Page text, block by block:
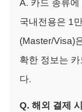
A. 카드 종류
국내전용은 1
(Master/Visa)
확한 정보는
다.
Q. 해외 결제